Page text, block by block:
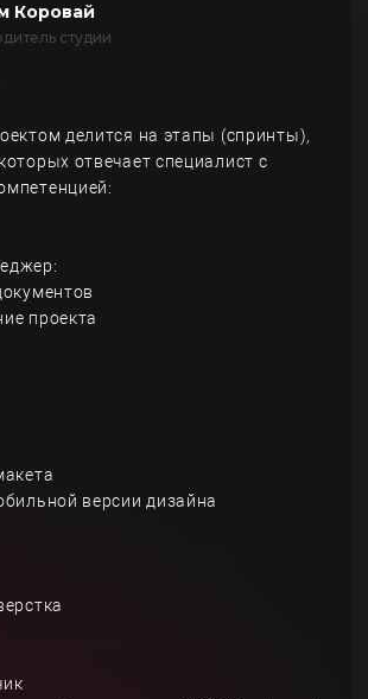
Коровай
студии
делится на этапы (спринты),
отвечает специалист с
проекта
версии дизайна